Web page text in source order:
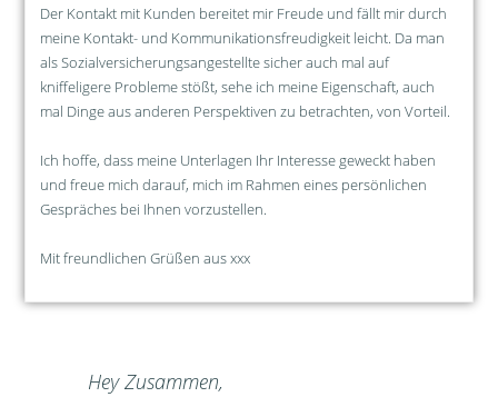
Der Kontakt mit Kunden bereitet mir Freude und fällt mir durch
meine Kontakt- und Kommunikationsfreudigkeit leicht. Da man
als Sozialversicherungsangestellte sicher auch mal auf
kniffeligere Probleme stößt, sehe ich meine Eigenschaft, auch
mal Dinge aus anderen Perspektiven zu betrachten, von Vorteil.
Ich hoffe, dass meine Unterlagen Ihr Interesse geweckt haben
und freue mich darauf, mich im Rahmen eines persönlichen
Gespräches bei Ihnen vorzustellen.
Mit freundlichen Grüßen aus xxx
Hey Zusammen,